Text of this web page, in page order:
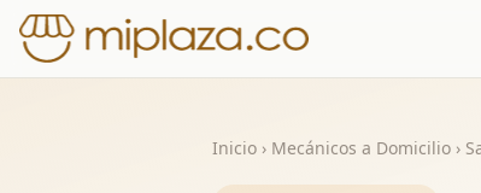
Inicio › Mecánicos a Domicilio ›